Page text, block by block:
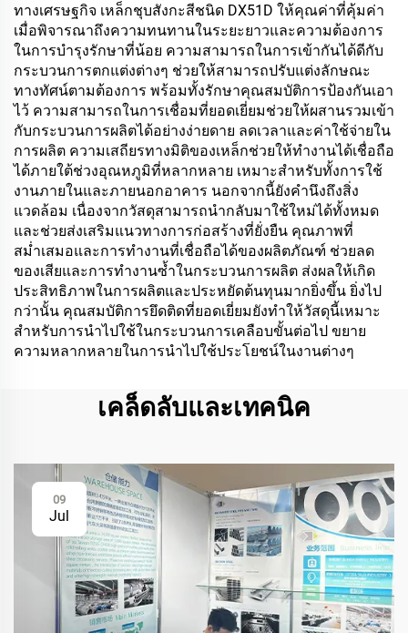
ทางเศรษฐกิจ เหล็กชุบสังกะสีชนิด DX51D ให้คุณค่าที่คุ้มค่า
เมื่อพิจารณาถึงความทนทานในระยะยาวและความต้องการ
ในการบำรุงรักษาที่น้อย ความสามารถในการเข้ากันได้ดีกับ
กระบวนการตกแต่งต่างๆ ช่วยให้สามารถปรับแต่งลักษณะ
ทางทัศน์ตามต้องการ พร้อมทั้งรักษาคุณสมบัติการป้องกันเอา
ไว้ ความสามารถในการเชื่อมที่ยอดเยี่ยมช่วยให้ผสานรวมเข้า
กับกระบวนการผลิตได้อย่างง่ายดาย ลดเวลาและค่าใช้จ่ายใน
การผลิต ความเสถียรทางมิติของเหล็กช่วยให้ทำงานได้เชื่อถือ
ได้ภายใต้ช่วงอุณหภูมิที่หลากหลาย เหมาะสำหรับทั้งการใช้
งานภายในและภายนอกอาคาร นอกจากนี้ยังคำนึงถึงสิ่ง
แวดล้อม เนื่องจากวัสดุสามารถนำกลับมาใช้ใหม่ได้ทั้งหมด
และช่วยส่งเสริมแนวทางการก่อสร้างที่ยั่งยืน คุณภาพที่
สม่ำเสมอและการทำงานที่เชื่อถือได้ของผลิตภัณฑ์ ช่วยลด
ของเสียและการทำงานซ้ำในกระบวนการผลิต ส่งผลให้เกิด
ประสิทธิภาพในการผลิตและประหยัดต้นทุนมากยิ่งขึ้น ยิ่งไป
กว่านั้น คุณสมบัติการยึดติดที่ยอดเยี่ยมยังทำให้วัสดุนี้เหมาะ
สำหรับการนำไปใช้ในกระบวนการเคลือบขั้นต่อไป ขยาย
ความหลากหลายในการนำไปใช้ประโยชน์ในงานต่างๆ
เคล็ดลับและเทคนิค
09
Jul